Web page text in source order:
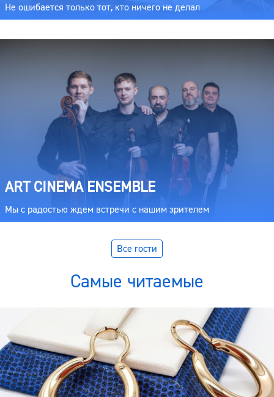
Не ошибается только тот, кто ничего не делал
ART CINEMA ENSEMBLE
Мы с радостью ждем встречи с нашим зрителем
Все гости
Самые читаемые